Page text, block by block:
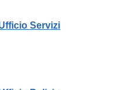
Servizi